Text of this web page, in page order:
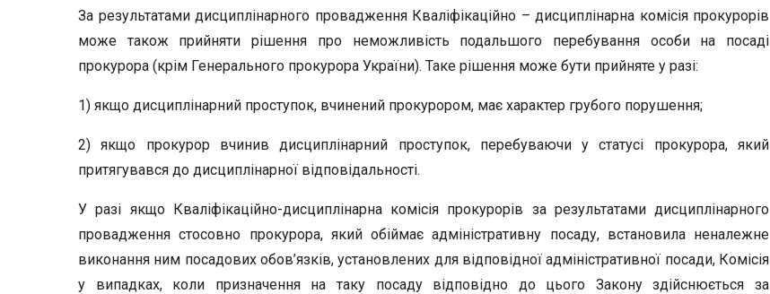
За результатами дисциплінарного провадження Кваліфікаційно – дисциплінарна комісія прокурорів
може також прийняти рішення про неможливість подальшого перебування особи на посаді
прокурора (крім Генерального прокурора України). Таке рішення може бути прийняте у разі:
1) якщо дисциплінарний проступок, вчинений прокурором, має характер грубого порушення;
2) якщо прокурор вчинив дисциплінарний проступок, перебуваючи у статусі прокурора, який
притягувався до дисциплінарної відповідальності.
У разі якщо Кваліфікаційно-дисциплінарна комісія прокурорів за результатами дисциплінарного
провадження стосовно прокурора, який обіймає адміністративну посаду, встановила неналежне
виконання ним посадових обов’язків, установлених для відповідної адміністративної посади, Комісія
у випадках, коли призначення на таку посаду відповідно до цього Закону здійснюється за